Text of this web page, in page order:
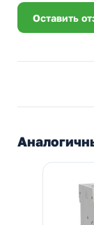
Оставить